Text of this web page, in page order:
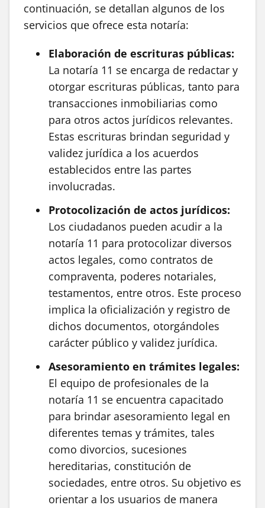
continuación, se detallan algunos de los
servicios que ofrece esta notaría:
Elaboración de escrituras públicas:
La notaría 11 se encarga de redactar y
otorgar escrituras públicas, tanto para
transacciones inmobiliarias como
para otros actos jurídicos relevantes.
Estas escrituras brindan seguridad y
validez jurídica a los acuerdos
establecidos entre las partes
involucradas.
Protocolización de actos jurídicos:
Los ciudadanos pueden acudir a la
notaría 11 para protocolizar diversos
actos legales, como contratos de
compraventa, poderes notariales,
testamentos, entre otros. Este proceso
implica la oficialización y registro de
dichos documentos, otorgándoles
carácter público y validez jurídica.
Asesoramiento en trámites legales:
El equipo de profesionales de la
notaría 11 se encuentra capacitado
para brindar asesoramiento legal en
diferentes temas y trámites, tales
como divorcios, sucesiones
hereditarias, constitución de
sociedades, entre otros. Su objetivo es
orientar a los usuarios de manera